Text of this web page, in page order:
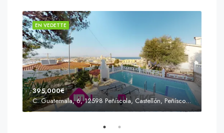
EN VEDETTE
395,000€
C. Guatemala, 6, 12598 Peñíscola, Castellón, Peñíscola, Communauté valencienne